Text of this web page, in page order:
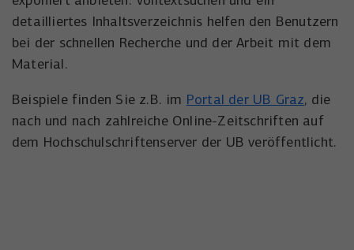
detailliertes Inhaltsverzeichnis helfen den Benutzern
bei der schnellen Recherche und der Arbeit mit dem
Material.
Beispiele finden Sie z.B. im Portal der UB Graz, die
nach und nach zahlreiche Online-Zeitschriften auf
dem Hochschulschriftenserver der UB veröffentlicht.
Name _uetsid
Anbieter Microsoft Corporation
Zweck
Wird von Microsoft Bing Ads verwendet
um Nutzer über Webseiten hinweg zu
verfolgen.
Anbieter YouTube
Laufzeit 6 Monate